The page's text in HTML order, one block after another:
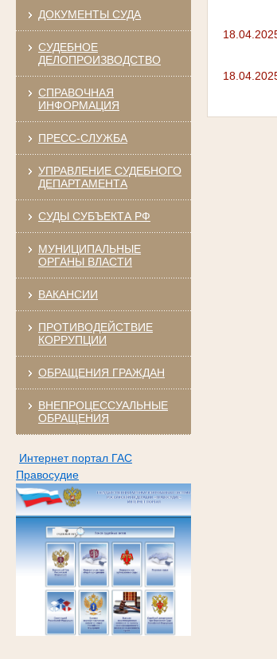
ДОКУМЕНТЫ СУДА
СУДЕБНОЕ
ДЕЛОПРОИЗВОДСТВО
СПРАВОЧНАЯ
ИНФОРМАЦИЯ
ПРЕСС-СЛУЖБА
УПРАВЛЕНИЕ СУДЕБНОГО
ДЕПАРТАМЕНТА
СУДЫ СУБЪЕКТА РФ
МУНИЦИПАЛЬНЫЕ
ОРГАНЫ ВЛАСТИ
ВАКАНСИИ
ПРОТИВОДЕЙСТВИЕ
КОРРУПЦИИ
ОБРАЩЕНИЯ ГРАЖДАН
ВНЕПРОЦЕССУАЛЬНЫЕ
ОБРАЩЕНИЯ
Интернет портал ГАС
Правосудие